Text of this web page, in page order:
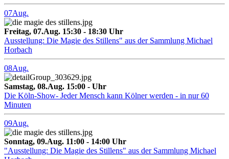
07Aug.
Freitag, 07.Aug. 15:30 - 18:30 Uhr
Ausstellung: Die Magie des Stillens" aus der Sammlung Michael
Horbach
08Aug.
Samstag, 08.Aug. 15:00 - Uhr
Die Köln-Show- Jeder Mensch kann Kölner werden - in nur 60
Minuten
09Aug.
Sonntag, 09.Aug. 11:00 - 14:00 Uhr
"Ausstellung: Die Magie des Stillens" aus der Sammlung Michael